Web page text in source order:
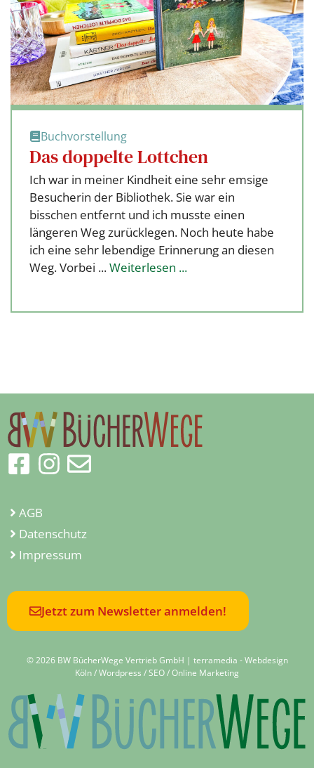
Buchvorstellung
Das doppelte Lottchen
Ich war in meiner Kindheit eine sehr emsige
Besucherin der Bibliothek. Sie war ein
bisschen entfernt und ich musste einen
längeren Weg zurücklegen. Noch heute habe
ich eine sehr lebendige Erinnerung an diesen
Weg. Vorbei ...Weiterlesen ...
AGB
Datenschutz
Impressum
Jetzt zum Newsletter anmelden!
© 2026 BW BücherWege Vertrieb GmbH | terramedia - Webdesign
Köln / Wordpress / SEO / Online Marketing